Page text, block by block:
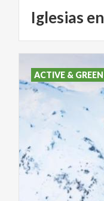
Iglesias en
ACTIVE & GREEN